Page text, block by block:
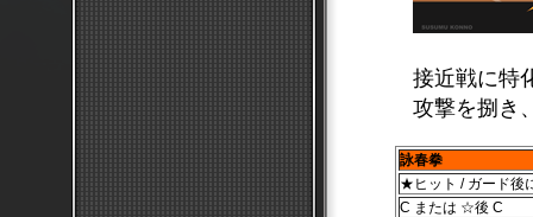
接近戦に特
攻撃を捌き
詠春拳
★ヒット / ガード後
C または ☆後 C